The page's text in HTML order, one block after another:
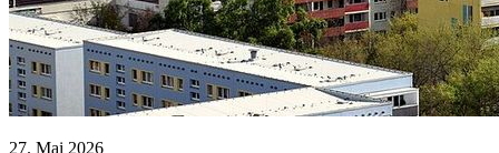
27. Mai 2026